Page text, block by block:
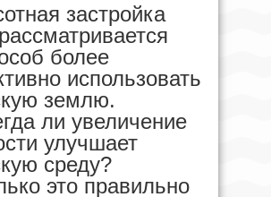
застройка
более
использовать
землю.
ли увеличение
улучшает
среду?
это правильно